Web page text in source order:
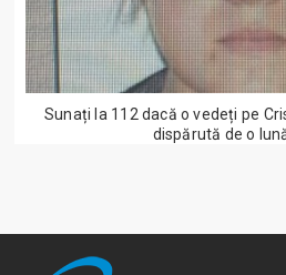
Sunați la 112 dacă o vedeți pe
dispărută de o